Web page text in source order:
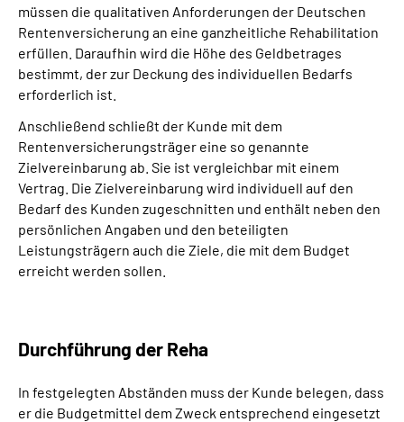
müssen die qualitativen Anforderungen der Deutschen
Rentenversicherung an eine ganzheitliche Rehabilitation
erfüllen. Daraufhin wird die Höhe des Geldbetrages
bestimmt, der zur Deckung des individuellen Bedarfs
erforderlich ist.
Anschließend schließt der Kunde mit dem
Rentenversicherungsträger eine so genannte
Zielvereinbarung ab. Sie ist vergleichbar mit einem
Vertrag. Die Zielvereinbarung wird individuell auf den
Bedarf des Kunden zugeschnitten und enthält neben den
persönlichen Angaben und den beteiligten
Leistungsträgern auch die Ziele, die mit dem Budget
erreicht werden sollen.
Durchführung der Reha
In festgelegten Abständen muss der Kunde belegen, dass
er die Budgetmittel dem Zweck entsprechend eingesetzt